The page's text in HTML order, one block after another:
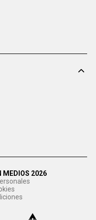
MEDIOS 2026